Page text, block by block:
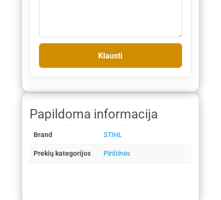
Papildoma informacija
Brand STIHL
Prekių kategorijos Pirštinės